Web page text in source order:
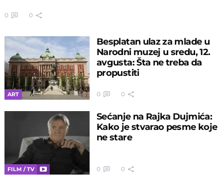
0 0
ART
Besplatan ulaz za mlade u
Narodni muzej u sredu, 12.
avgusta: Šta ne treba da
propustiti
0 0
FILM / TV
Sećanje na Rajka Dujmića:
Kako je stvarao pesme koje
ne stare
0 0